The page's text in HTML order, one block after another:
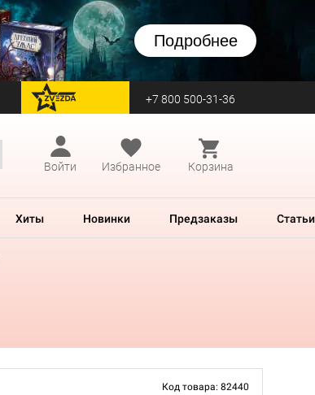
Подробнее
перейти на Zvezda +7 800 500-31-36
Войти
Избранное Корзина
Хиты Новинки Предзаказы Статьи
Код товара: 82440